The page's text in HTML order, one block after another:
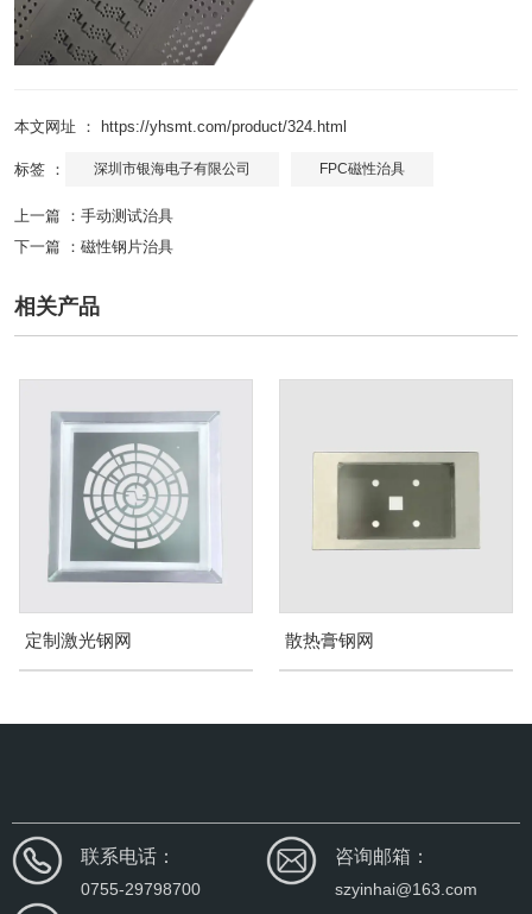
本文网址 ： https://yhsmt.com/product/324.html
标签 ： 深圳市银海电子有限公司 FPC磁性治具
上一篇 ： 手动测试治具
下一篇 ： 磁性钢片治具
相关产品
定制激光钢网 散热膏钢网
联系电话：
0755-29798700
咨询邮箱：
szyinhai@163.com